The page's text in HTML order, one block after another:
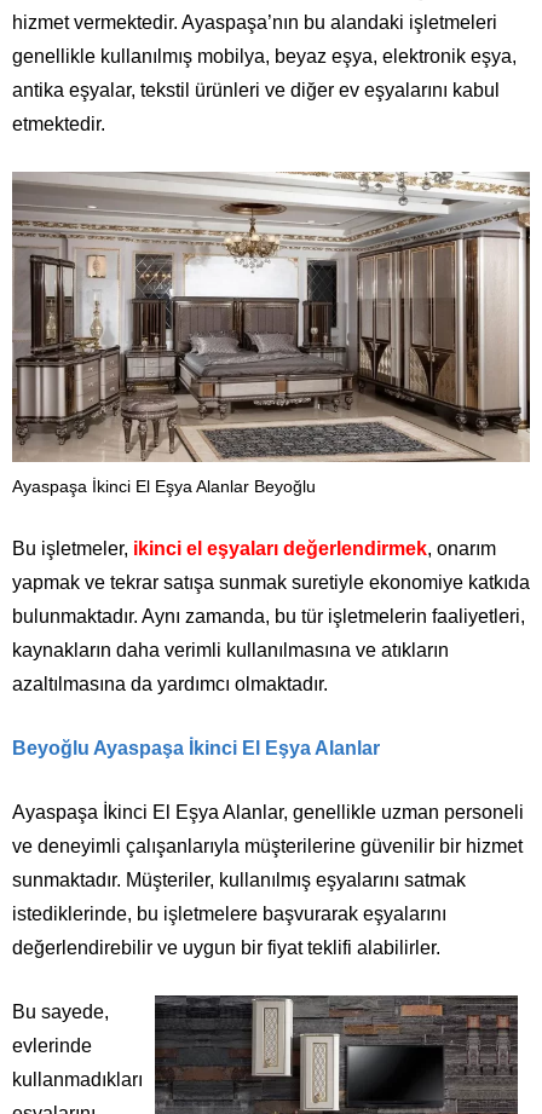
hizmet vermektedir. Ayaspaşa’nın bu alandaki işletmeleri
genellikle kullanılmış mobilya, beyaz eşya, elektronik eşya,
antika eşyalar, tekstil ürünleri ve diğer ev eşyalarını kabul
etmektedir.
Ayaspaşa İkinci El Eşya Alanlar Beyoğlu
Bu işletmeler, ikinci el eşyaları değerlendirmek, onarım
yapmak ve tekrar satışa sunmak suretiyle ekonomiye katkıda
bulunmaktadır. Aynı zamanda, bu tür işletmelerin faaliyetleri,
kaynakların daha verimli kullanılmasına ve atıkların
azaltılmasına da yardımcı olmaktadır.
Beyoğlu Ayaspaşa İkinci El Eşya Alanlar
Ayaspaşa İkinci El Eşya Alanlar, genellikle uzman personeli
ve deneyimli çalışanlarıyla müşterilerine güvenilir bir hizmet
sunmaktadır. Müşteriler, kullanılmış eşyalarını satmak
istediklerinde, bu işletmelere başvurarak eşyalarını
değerlendirebilir ve uygun bir fiyat teklifi alabilirler.
Bu sayede,
evlerinde
kullanmadıkları